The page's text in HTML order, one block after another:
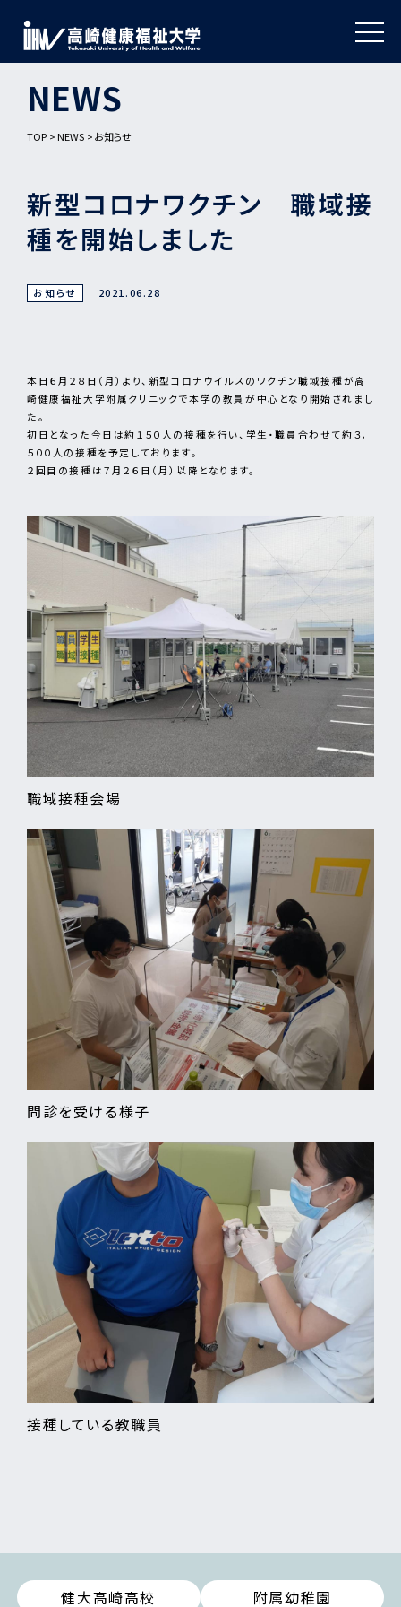
NEWS
TOP NEWS お知らせ
新型コロナワクチン 職域接
種を開始しました
お知らせ 2021.06.28
本日６月２８日（月）より、新型コロナウイルスのワクチン職域接種が高
崎健康福祉大学附属クリニックで本学の教員が中心となり開始されまし
た。
初日となった今日は約１５０人の接種を行い、学生・職員合わせて約３，
５００人の接種を予定しております。
２回目の接種は７月２６日（月）以降となります。
職域接種会場
問診を受ける様子
接種している教職員
健大高崎高校 附属幼稚園